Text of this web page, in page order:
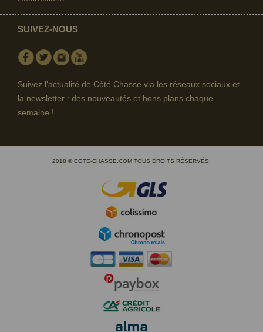
SUIVEZ-NOUS
Facebook
TwitterInstagram
Suivez l'actualité de Côté Chasse via les réseaux sociaux et
la newsletter : des nouveautés et bons plans chaque
semaine !
2018 © COTE-CHASSE.COM TOUS DROITS RÉSERVÉS.